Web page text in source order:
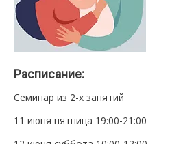
Расписание:
Семинар из 2-х занятий
11 июня пятница 19:00-21:00